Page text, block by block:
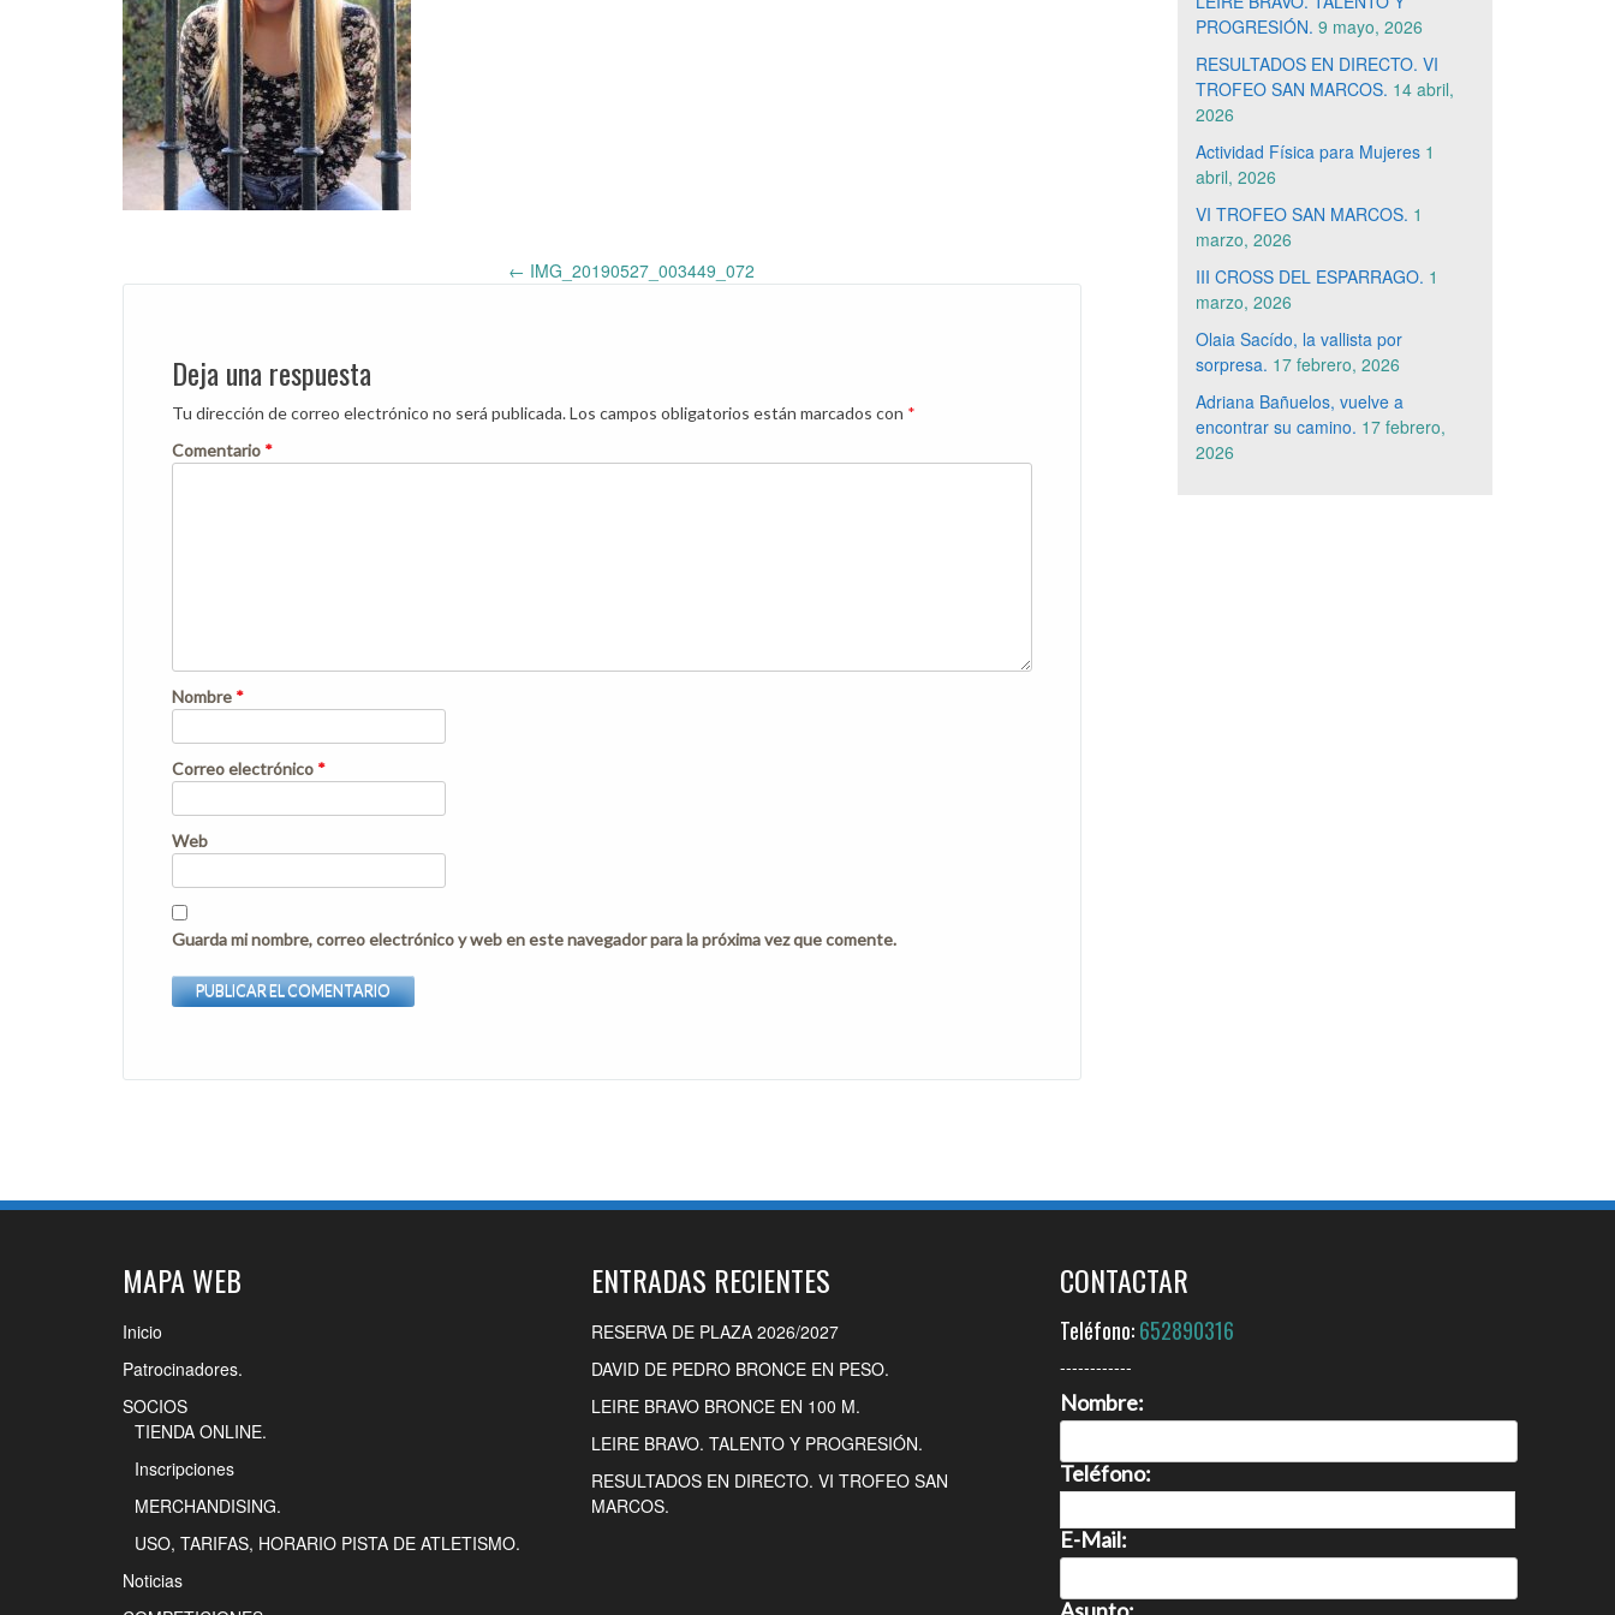
Post ← IMG_20190527_003449_072
Deja una respuesta
Tu dirección de correo electrónico no será publicada.Los campos obligatorios están marcados con *
Comentario *
Nombre *
Correo electrónico *
Web
Guarda mi nombre, correo electrónico y web en este navegador para la próxima vez que comente.
PROGRESIÓN. 9 mayo, 2026
RESULTADOS EN DIRECTO. VI
TROFEO SAN MARCOS. 14 abril,
2026
Actividad Física para Mujeres 1
abril, 2026
VI TROFEO SAN MARCOS. 1
marzo, 2026
III CROSS DEL ESPARRAGO. 1
marzo, 2026
Olaia Sacído, la vallista por
sorpresa. 17 febrero, 2026
Adriana Bañuelos, vuelve a
encontrar su camino. 17 febrero,
2026
MAPA WEB
Inicio
Patrocinadores.
SOCIOS
TIENDA ONLINE.
Inscripciones
MERCHANDISING.
USO, TARIFAS, HORARIO PISTA DE ATLETISMO.
Noticias
ENTRADAS RECIENTES
RESERVA DE PLAZA 2026/2027
DAVID DE PEDRO BRONCE EN PESO.
LEIRE BRAVO BRONCE EN 100 M.
LEIRE BRAVO. TALENTO Y PROGRESIÓN.
RESULTADOS EN DIRECTO. VI TROFEO SAN
MARCOS.
CONTACTAR
Teléfono:652890316
------------
Nombre:
Teléfono:
E-Mail: